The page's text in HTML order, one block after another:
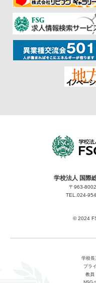
です。 ぜひオープンキャンパスに参加して、 リアルな大学
授業を体験してみてください！ 皆さまのご参
ています。
学校法人 国際
〒963-
TEL.024-
©︎ 2024
学校長
プラ
教員